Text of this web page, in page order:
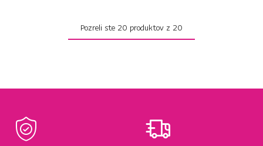
Pozreli ste 20 produktov z 20